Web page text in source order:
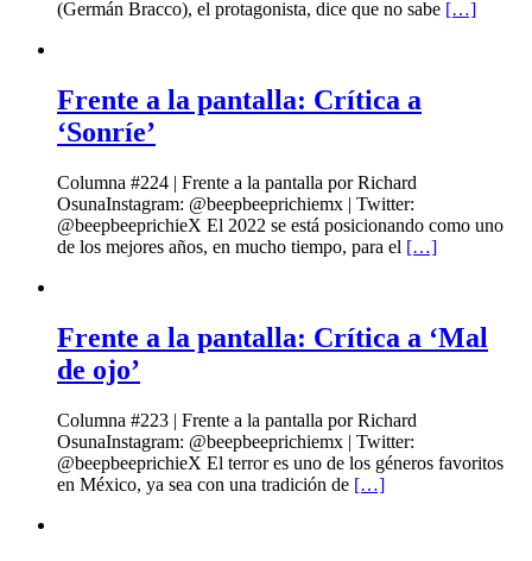
(Germán Bracco), el protagonista, dice que no sabe […]
Frente a la pantalla: Crítica a
‘Sonríe’
Columna #224 | Frente a la pantalla por Richard
OsunaInstagram: @beepbeeprichiemx | Twitter:
@beepbeeprichieX El 2022 se está posicionando como uno
de los mejores años, en mucho tiempo, para el […]
Frente a la pantalla: Crítica a ‘Mal
de ojo’
Columna #223 | Frente a la pantalla por Richard
OsunaInstagram: @beepbeeprichiemx | Twitter:
@beepbeeprichieX El terror es uno de los géneros favoritos
en México, ya sea con una tradición de […]